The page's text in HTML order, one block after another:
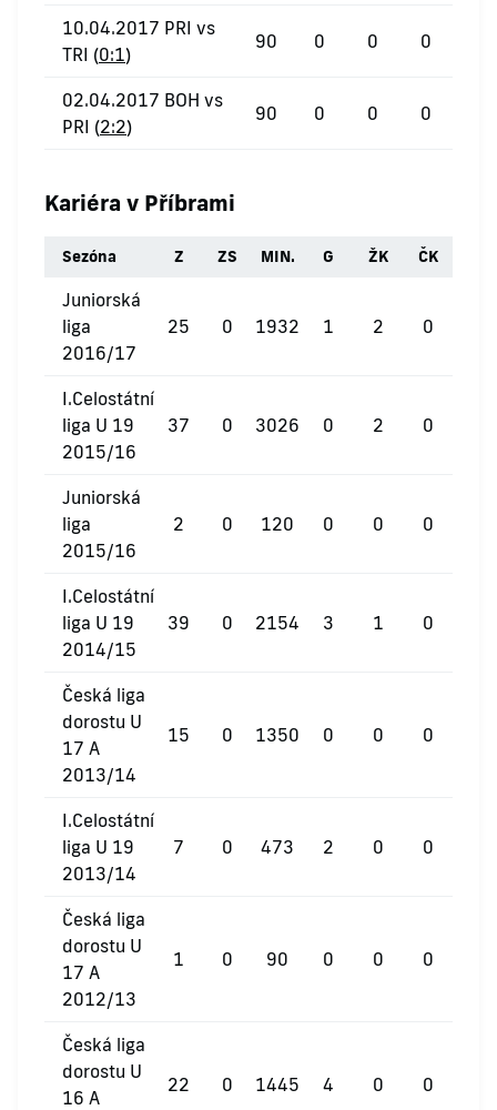
10.04.2017 PRI vs
TRI (0:1)
90 0 0 0
02.04.2017 BOH vs
PRI (2:2)
90 0 0 0
Kariéra v Příbrami
Sezóna Z ZS MIN. G ŽK ČK
Juniorská
liga
2016/17
25 0 1932 1 2 0
I.Celostátní
liga U 19
2015/16
37 0 3026 0 2 0
Juniorská
liga
2015/16
2 0 120 0 0 0
I.Celostátní
liga U 19
2014/15
39 0 2154 3 1 0
Česká liga
dorostu U
17 A
2013/14
15 0 1350 0 0 0
I.Celostátní
liga U 19
2013/14
7 0 473 2 0 0
Česká liga
dorostu U
17 A
2012/13
1 0 90 0 0 0
Česká liga
dorostu U
16 A
22 0 1445 4 0 0